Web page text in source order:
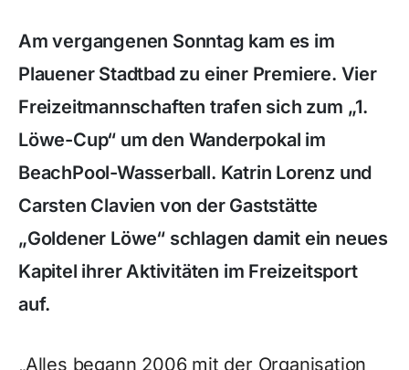
Am vergangenen Sonntag kam es im
Plauener Stadtbad zu einer Premiere. Vier
Freizeitmannschaften trafen sich zum „1.
Löwe-Cup“ um den Wanderpokal im
BeachPool-Wasserball. Katrin Lorenz und
Carsten Clavien von der Gaststätte
„Goldener Löwe“ schlagen damit ein neues
Kapitel ihrer Aktivitäten im Freizeitsport
auf.
„Alles begann 2006 mit der Organisation